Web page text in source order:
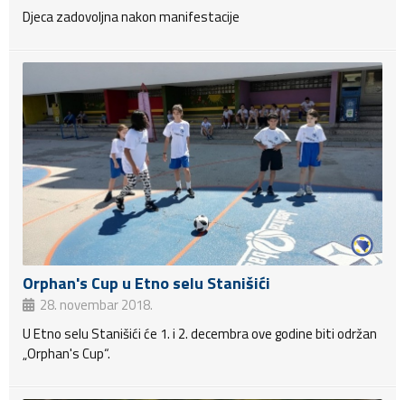
Djeca zadovoljna nakon manifestacije
Orphan's Cup u Etno selu Stanišići
28. novembar 2018.
U Etno selu Stanišići će 1. i 2. decembra ove godine biti održan
„Orphan's Cup“.